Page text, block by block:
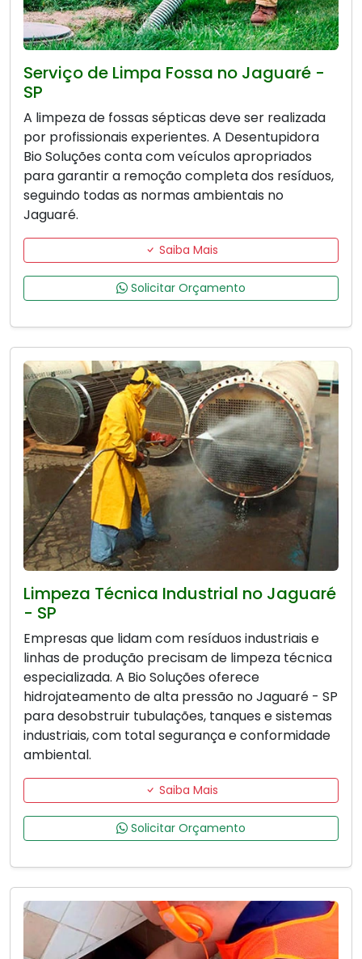
Serviço de Limpa Fossa no Jaguaré -
SP
A limpeza de fossas sépticas deve ser realizada
por profissionais experientes. A Desentupidora
Bio Soluções conta com veículos apropriados
para garantir a remoção completa dos resíduos,
seguindo todas as normas ambientais no
Jaguaré.
Saiba Mais
Solicitar Orçamento
Limpeza Técnica Industrial no Jaguaré
- SP
Empresas que lidam com resíduos industriais e
linhas de produção precisam de limpeza técnica
especializada. A Bio Soluções oferece
hidrojateamento de alta pressão no Jaguaré - SP
para desobstruir tubulações, tanques e sistemas
industriais, com total segurança e conformidade
ambiental.
Saiba Mais
Solicitar Orçamento